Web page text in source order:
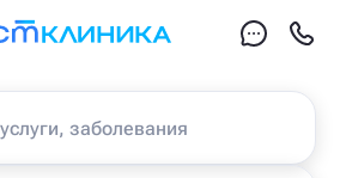
заболевания